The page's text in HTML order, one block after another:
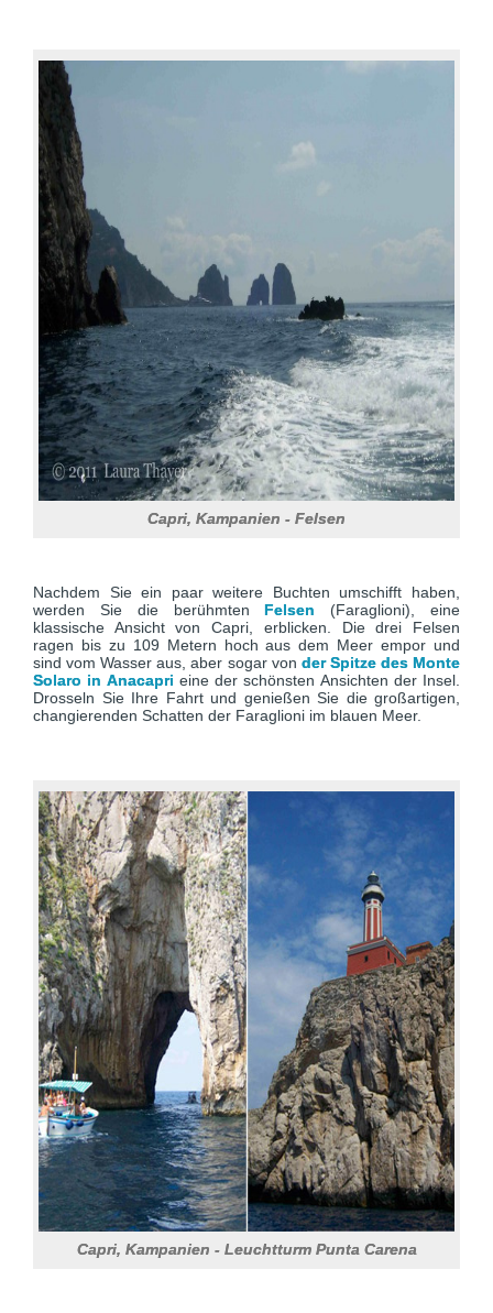
Capri, Kampanien - Felsen
Nachdem Sie ein paar weitere Buchten umschifft haben,
werden Sie die berühmtenFelsen (Faraglioni), eine
klassische Ansicht von Capri, erblicken. Die drei Felsen
ragen bis zu 109 Metern hoch aus dem Meer empor und
sind vom Wasser aus, aber sogar von der Spitze des Monte
Solaro in Anacapri eine der schönsten Ansichten der Insel.
Drosseln Sie Ihre Fahrt und genießen Sie die großartigen,
changierenden Schatten der Faraglioni im blauen Meer.
Capri, Kampanien - Leuchtturm Punta Carena